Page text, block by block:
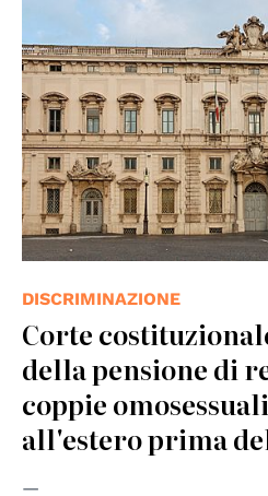
DISCRIMINAZIONE
Corte
della pensione di
coppie
all'estero prima